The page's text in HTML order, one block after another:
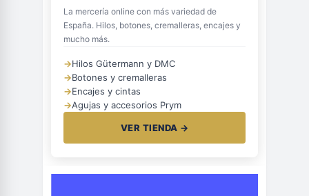
La mercería online con más variedad de
España. Hilos, botones, cremalleras, encajes y
mucho más.
→Hilos Gütermann y DMC
→Botones y cremalleras
→Encajes y cintas
→Agujas y accesorios Prym
VER TIENDA →